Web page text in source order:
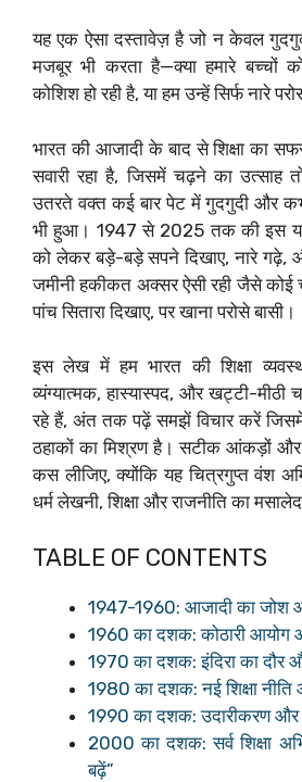
यह एक ऐसा दस्तावेज़ है जो न केवल
मजबूर भी करता है—क्या हमारे बच्चों
कोशिश हो रही है, या हम उन्हें सिर्फ नारे
भारत की आजादी के बाद से शिक्षा का
सवारी रहा है, जिसमें चढ़ने का उत्साह
उतरते वक्त कई बार पेट में गुदगुदी और
भी हुआ। 1947 से 2025 तक की इस
को लेकर बड़े-बड़े सपने दिखाए, नारे गढ़े,
जमीनी हकीकत अक्सर ऐसी रही जैसे कोई
पांच सितारा दिखाए, पर खाना परोसे बासी।
इस लेख में हम भारत की शिक्षा
व्यंग्यात्मक, हास्यास्पद, और खट्टी-
रहे हैं, अंत तक पढ़ें समझें विचार करें
ठहाकों का मिश्रण है। सटीक आंकड़ों
कस लीजिए, क्योंकि यह चित्रगुप्त वंश
धर्म लेखनी, शिक्षा और राजनीति का
TABLE OF CONTENTS
1947-1960: आजादी का जोश
1960 का दशक: कोठारी आयोग
1970 का दशक: इंदिरा का दौर
1980 का दशक: नई शिक्षा नीति
1990 का दशक: उदारीकरण और
2000 का दशक: सर्व शिक्षा
बढ़ें”